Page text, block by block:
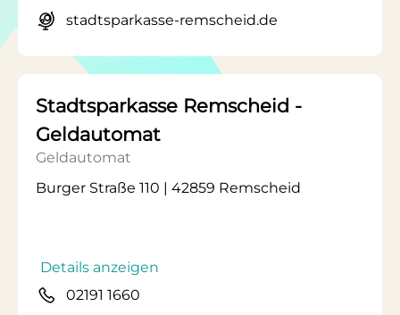
stadtsparkasse-remscheid.de
Stadtsparkasse Remscheid -
Geldautomat
Geldautomat
Burger Straße 110 | 42859 Remscheid
Details anzeigen
02191 1660